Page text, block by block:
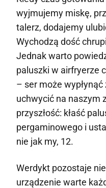
wyjmujemy miskę,
talerz, dodajemy
Wychodzą dość
Jednak warto
paluszki w airfryerze
– ser może wypłynąć
uchwycić na naszym
przyszłość: kłaść
pergaminowego i
nie jak my, 12.
Werdykt pozostaje
urządzenie warte